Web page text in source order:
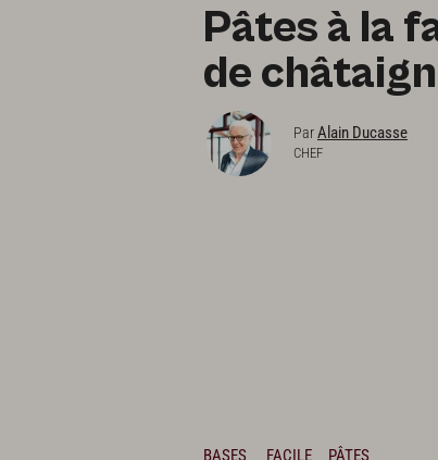
Pâtes à la
de
ParAlain Ducasse
CHEF